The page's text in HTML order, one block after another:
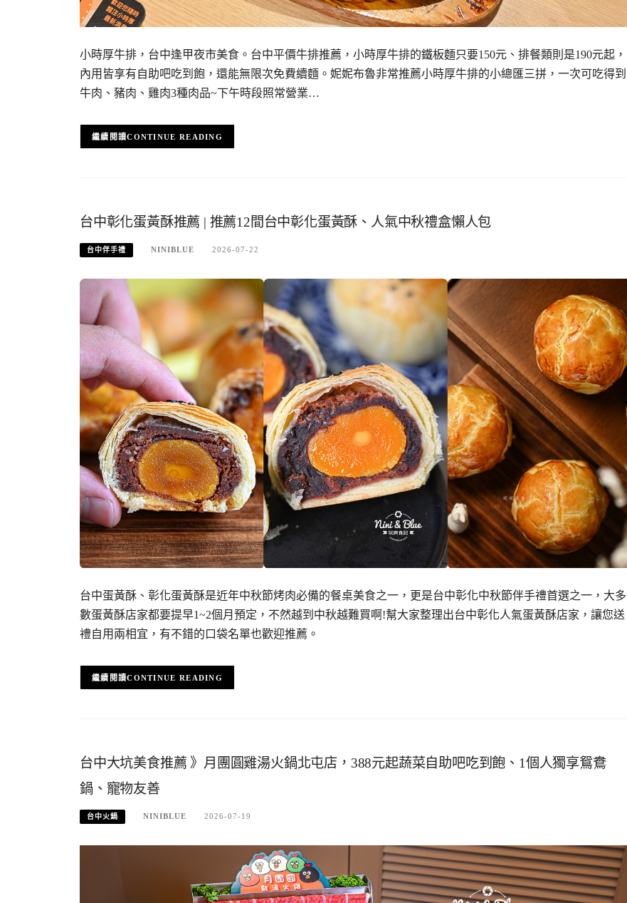
小時厚牛排，台中逢甲夜市美食。台中平價牛排推薦，小時厚牛排的鐵板麵只要150元、排餐類則是190元起，
內用皆享有自助吧吃到飽，還能無限次免費續麵。妮妮布魯非常推薦小時厚牛排的小總匯三拼，一次可吃得到
牛肉、豬肉、雞肉3種肉品~下午時段照常營業…
CONTINUE READING
台中彰化蛋黃酥推薦 | 推薦12間台中彰化蛋黃酥、人氣中秋禮盒懶人包
台中伴手禮 NINIBLUE 2026-07-22
台中蛋黃酥、彰化蛋黃酥是近年中秋節烤肉必備的餐桌美食之一，更是台中彰化中秋節伴手禮首選之一，大多
數蛋黃酥店家都要提早1~2個月預定，不然越到中秋越難買啊!幫大家整理出台中彰化人氣蛋黃酥店家，讓您送
禮自用兩相宜，有不錯的口袋名單也歡迎推薦。
CONTINUE READING
台中大坑美食推薦 》月團圓雞湯火鍋北屯店，388元起蔬菜自助吧吃到飽、1個人獨享鴛鴦
鍋、寵物友善
台中火鍋 NINIBLUE 2026-07-19